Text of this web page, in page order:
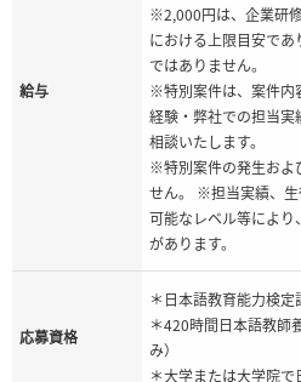
給与
※2,000円は、企業研
における上限目安で
ではありません。
※特別案件は、案件内
経験・弊社での担当実
相談いたします。
※特別案件の発生およ
せん。 ※担当実績、生
可能なレベル等によ
があります。
応募資格
＊日本語教育能力検定
＊420時間日本語教師
み）
＊大学または大学院